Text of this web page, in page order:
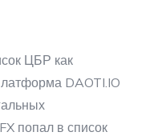
ЦБР как
DAOTI.IO
попал в список